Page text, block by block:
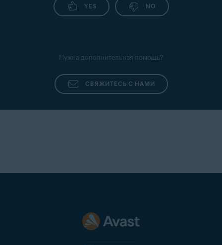
YES NO
Нужна дополнительная помощь?
СВЯЖИТЕСЬ С НАМИ